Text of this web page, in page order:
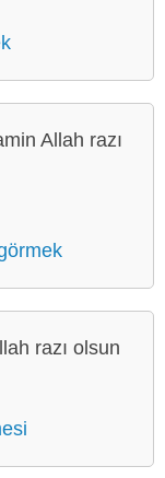
Allah razı
razı olsun